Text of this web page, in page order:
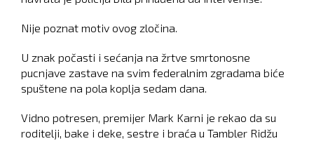
Nije poznat motiv ovog zločina.
U znak počasti i sećanja na žrtve smrtonosne
pucnjave zastave na svim federalnim zgradama biće
spuštene na pola koplja sedam dana.
Vidno potresen, premijer Mark Karni je rekao da su
roditelji, bake i deke, sestre i braća u Tambler Ridžu